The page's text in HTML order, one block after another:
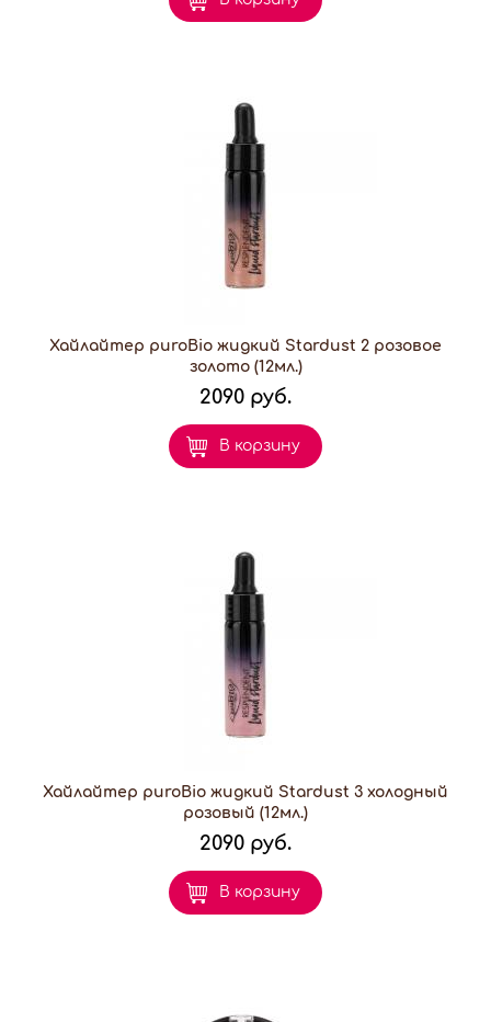
Хайлайтер puroBio жидкий Stardust 2 розовое
золото (12мл.)
2090 руб.
В корзину
Хайлайтер puroBio жидкий Stardust 3 холодный
розовый (12мл.)
2090 руб.
В корзину